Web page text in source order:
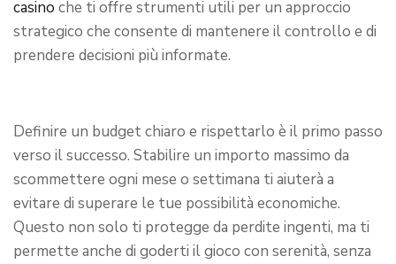
casino che ti offre strumenti utili per un approccio
strategico che consente di mantenere il controllo e di
prendere decisioni più informate.
Definire un budget chiaro e rispettarlo è il primo passo
verso il successo. Stabilire un importo massimo da
scommettere ogni mese o settimana ti aiuterà a
evitare di superare le tue possibilità economiche.
Questo non solo ti protegge da perdite ingenti, ma ti
permette anche di goderti il gioco con serenità, senza